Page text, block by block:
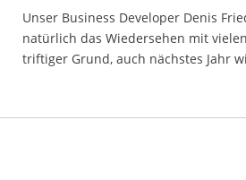
Unser Business Developer Denis
natürlich das Wiedersehen mit
triftiger Grund, auch nächstes Jahr